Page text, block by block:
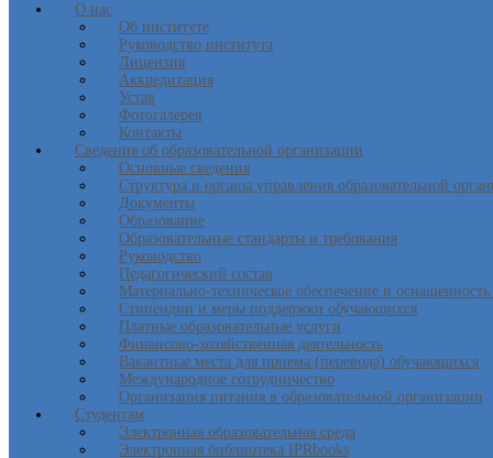
О нас
Об институте
Руководство института
Лицензия
Аккредитация
Устав
Фотогалерея
Контакты
Сведения об образовательной организации
Основные сведения
Структура и органы управления образовательной
Документы
Образование
Образовательные стандарты и требования
Руководство
Педагогический состав
Материально-техническое обеспечение и
Стипендии и меры поддержки обучающихся
Платные образовательные услуги
Финансово-хозяйственная деятельность
Вакантные места для приема (перевода) обучающихся
Международное сотрудничество
Организация питания в образовательной организации
Студентам
Электронная образовательная среда
Электронная библиотека IPRbooks